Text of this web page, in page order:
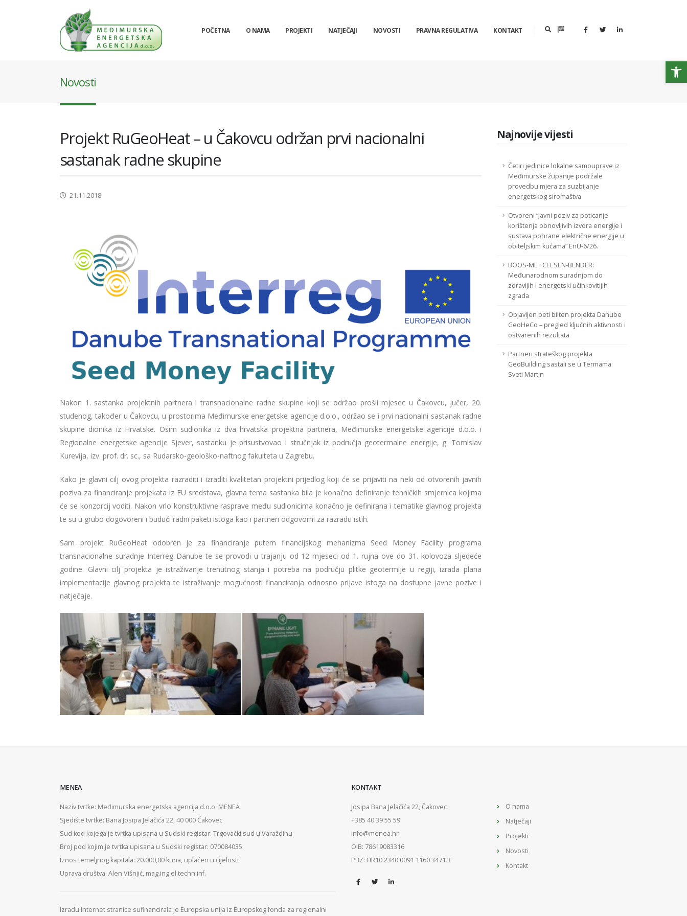
POČETNA O NAMA PROJEKTI NATJEČAJI NOVOSTI PRAVNA REGULATIVA KONTAKT
Novosti
Projekt RuGeoHeat – u Čakovcu održan prvi nacionalni
sastanak radne skupine
21.11.2018
Nakon 1. sastanka projektnih partnera i transnacionalne radne skupine koji se održao prošli mjesec u Čakovcu, jučer, 20.
studenog, također u Čakovcu, u prostorima Međimurske energetske agencije d.o.o., održao se i prvi nacionalni sastanak radne
skupine dionika iz Hrvatske. Osim sudionika iz dva hrvatska projektna partnera, Međimurske energetske agencije d.o.o. i
Regionalne energetske agencije Sjever, sastanku je prisustvovao i stručnjak iz područja geotermalne energije, g. Tomislav
Kurevija, izv. prof. dr. sc., sa Rudarsko-geološko-naftnog fakulteta u Zagrebu.
Kako je glavni cilj ovog projekta razraditi i izraditi kvalitetan projektni prijedlog koji će se prijaviti na neki od otvorenih javnih
poziva za financiranje projekata iz EU sredstava, glavna tema sastanka bila je konačno definiranje tehničkih smjernica kojima
će se konzorcij voditi. Nakon vrlo konstruktivne rasprave među sudionicima konačno je definirana i tematike glavnog projekta
te su u grubo dogovoreni i budući radni paketi istoga kao i partneri odgovorni za razradu istih.
Sam projekt RuGeoHeat odobren je za financiranje putem financijskog mehanizma Seed Money Facility programa
transnacionalne suradnje Interreg Danube te se provodi u trajanju od 12 mjeseci od 1. rujna ove do 31. kolovoza sljedeće
godine. Glavni cilj projekta je istraživanje trenutnog stanja i potreba na području plitke geotermije u regiji, izrada plana
implementacije glavnog projekta te istraživanje mogućnosti financiranja odnosno prijave istoga na dostupne javne pozive i
natječaje.
Najnovije vijesti
Četiri jedinice lokalne samouprave iz
Međimurske županije podržale
provedbu mjera za suzbijanje
energetskog siromaštva
Otvoreni “Javni poziv za poticanje
korištenja obnovljivih izvora energije i
sustava pohrane električne energije u
obiteljskim kućama” EnU-6/26.
BOOS-ME i CEESEN-BENDER:
Međunarodnom suradnjom do
zdravijih i energetski učinkovitijih
zgrada
Objavljen peti bilten projekta Danube
GeoHeCo – pregled ključnih aktivnosti i
ostvarenih rezultata
Partneri strateškog projekta
GeoBuilding sastali se u Termama
Sveti Martin
MENEA
Naziv tvrtke: Međimurska energetska agencija d.o.o. MENEA
Sjedište tvrtke: Bana Josipa Jelačića 22, 40 000 Čakovec
Sud kod kojega je tvrtka upisana u Sudski registar: Trgovački sud u Varaždinu
Broj pod kojim je tvrtka upisana u Sudski registar: 070084035
Iznos temeljnog kapitala: 20.000,00 kuna, uplaćen u cijelosti
Uprava društva: Alen Višnjić, mag.ing.el.techn.inf.
Izradu Internet stranice sufinancirala je Europska unija iz Europskog fonda za regionalni
KONTAKT
Josipa Bana Jelačića 22, Čakovec
+385 40 39 55 59
info@menea.hr
OIB: 78619083316
PBZ: HR10 2340 0091 1160 3471 3
O nama
Natječaji
Projekti
Novosti
Kontakt